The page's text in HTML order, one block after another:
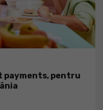
payments, pentru